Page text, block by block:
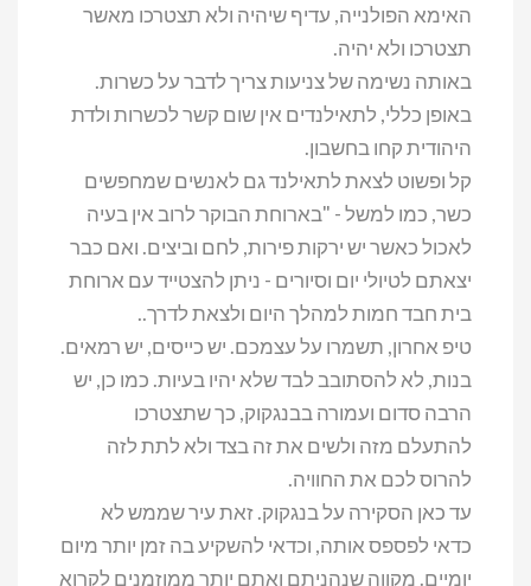
האימא הפולנייה, עדיף שיהיה ולא תצטרכו מאשר
תצטרכו ולא יהיה.
באותה נשימה של צניעות צריך לדבר על כשרות.
באופן כללי, לתאילנדים אין שום קשר לכשרות ולדת
היהודית קחו בחשבון.
קל ופשוט לצאת לתאילנד גם לאנשים שמחפשים
כשר, כמו למשל - "בארוחת הבוקר לרוב אין בעיה
לאכול כאשר יש ירקות פירות, לחם וביצים. ואם כבר
יצאתם לטיולי יום וסיורים - ניתן להצטייד עם ארוחת
בית חבד חמות למהלך היום ולצאת לדרך..
טיפ אחרון, תשמרו על עצמכם. יש כייסים, יש רמאים.
בנות, לא להסתובב לבד שלא יהיו בעיות. כמו כן, יש
הרבה סדום ועמורה בבנגקוק, כך שתצטרכו
להתעלם מזה ולשים את זה בצד ולא לתת לזה
להרוס לכם את החוויה.
עד כאן הסקירה על בנגקוק. זאת עיר שממש לא
כדאי לפספס אותה, וכדאי להשקיע בה זמן יותר מיום
יומיים. מקווה שנהניתם ואתם יותר ממוזמנים לקרוא